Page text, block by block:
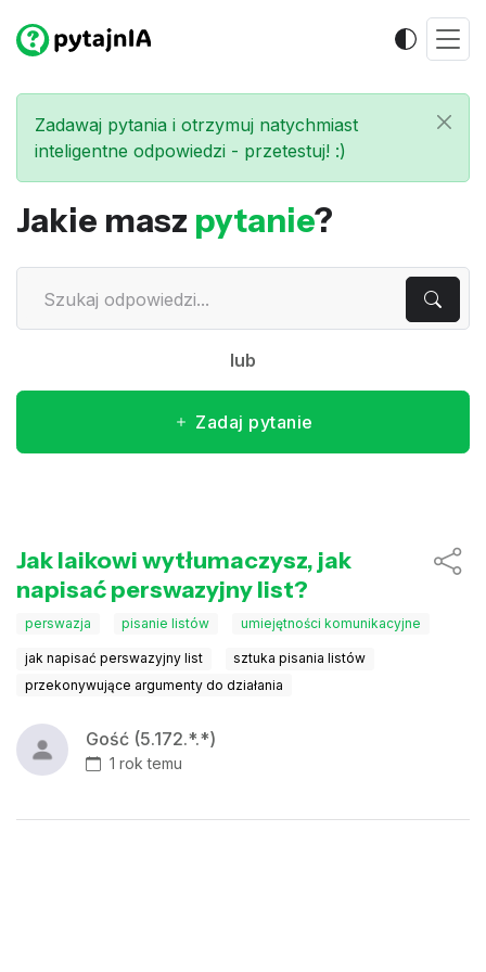
Zadawaj pytania i otrzymuj natychmiast
inteligentne odpowiedzi - przetestuj! :)
Jakie masz pytanie?
lub
Zadaj pytanie
Jak laikowi wytłumaczysz, jak
napisać perswazyjny list?
perswazja pisanie listów umiejętności komunikacyjne
jak napisać perswazyjny list
sztuka pisania listów
przekonywujące argumenty do działania
Gość (5.172.*.*)
1 rok temu